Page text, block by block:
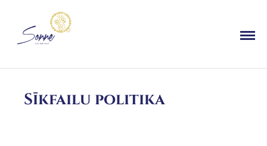
Sīkfailu politika